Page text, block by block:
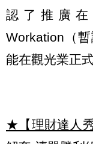
認了推廣
Workation（
能在觀光業正
★【理財達人